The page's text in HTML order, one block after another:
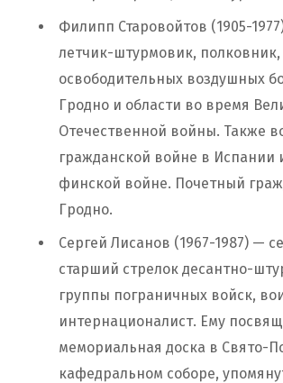
Филипп Старовойтов (1905-
летчик-штурмовик, полковник,
освободительных воздушных
Гродно и области во время
Отечественной войны. Также
гражданской войне в Испании
финской войне. Почетный
Гродно.
Сергей Лисанов (1967-1987) —
старший стрелок десантно-
группы пограничных войск,
интернационалист. Ему
мемориальная доска в Свято-
кафедральном соборе,